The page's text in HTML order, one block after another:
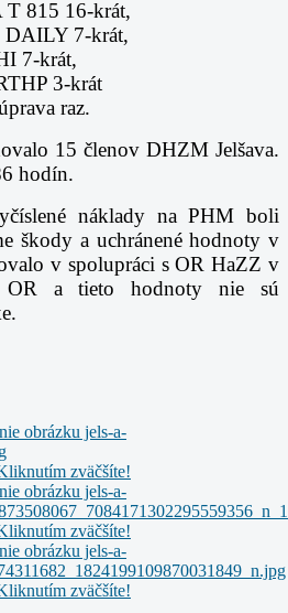
815 16-krát,
7-krát,
7-krát,
3-krát
raz.
15 členov DHZM Jelšava.
hodín.
náklady na PHM boli
škody a uchránené hodnoty v
v spolupráci s OR HaZZ v
OR a tieto hodnoty nie sú
zväčšíte!
zväčšíte!
zväčšíte!